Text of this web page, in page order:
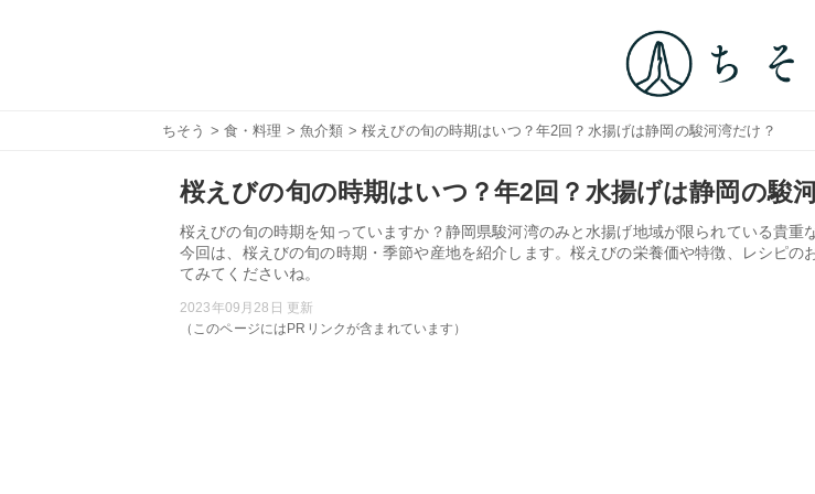
ちそう > 食・料理 >魚介類 > 桜えびの旬の時期はいつ？年2回？水揚げは静岡の駿河湾だけ？
桜えびの旬の時期はいつ？年2回？水揚げは静岡の駿
桜えびの旬の時期を知っていますか？静岡県駿河湾のみと水揚げ地域が限られている貴重
今回は、桜えびの旬の時期・季節や産地を紹介します。桜えびの栄養価や特徴、レシピの
てみてくださいね。
2023年09月28日 更新
（このページにはPRリンクが含まれています）